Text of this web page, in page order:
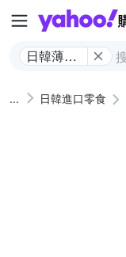
日韓薄餅/
餅 日韓進口零食